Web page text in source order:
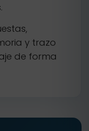
y trazo
de forma